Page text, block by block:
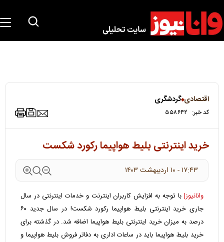
اقتصادی گردشگری
کد خبر: ۵۵۸۶۴۲
خرید اینترنتی بلیط هواپیما رکورد شکست
۱۷:۴۳ - ۱۰ ارديبهشت ۱۴۰۳
وانانیوز| با توجه به افزایش کاربران اینترنت و خدمات اینترنتی در سال
جاری خرید اینترنتی بلیط هواپیما رکورد شکست! در سال جدید ۶۰
درصد به میزان خرید اینترنتی بلیط هواپیما اضافه شد. در گذشته برای
خرید بلیط هواپیما باید در ساعات اداری به دفاتر فروش بلیط هواپیما و